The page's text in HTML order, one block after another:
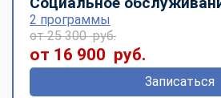
2 программы
от 25 300 руб.
от 16 900 руб.
Записаться